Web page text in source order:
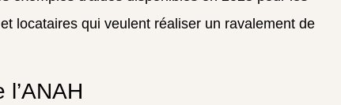
locataires qui veulent réaliser un ravalement de
l’ANAH